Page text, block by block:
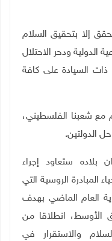
إلا بتحقيق السلام
الدولية ودحر الاحتلال
ذات السيادة على كافة
مع شعبنا الفلسطيني،
الدولتين.
بلاده ستعاود إجراء
المبادرة الروسية التي
العام الماضي بهدف
الأوسط، انطلاقا من
والاستقرار في